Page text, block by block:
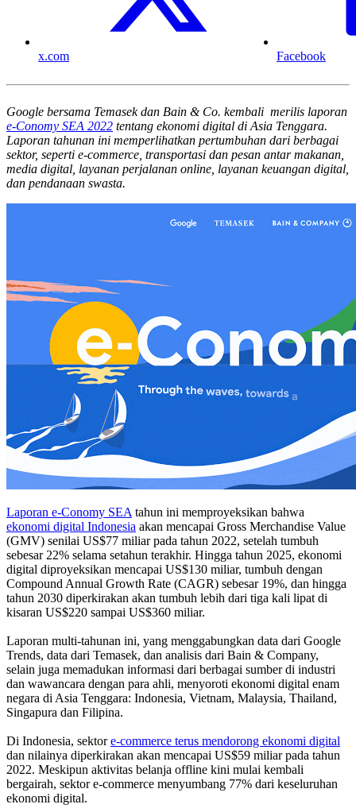
x.com Facebook
Google bersama Temasek dan Bain & Co. kembali merilis laporan
e-Conomy SEA 2022 tentang ekonomi digital di Asia Tenggara.
Laporan tahunan ini memperlihatkan pertumbuhan dari berbagai
sektor, seperti e-commerce, transportasi dan pesan antar makanan,
media digital, layanan perjalanan online, layanan keuangan digital,
dan pendanaan swasta.
Laporan e-Conomy SEAtahun ini memproyeksikan bahwa
ekonomi digital Indonesia akan mencapai Gross Merchandise Value
(GMV) senilai US$77 miliar pada tahun 2022, setelah tumbuh
sebesar 22% selama setahun terakhir. Hingga tahun 2025, ekonomi
digital diproyeksikan mencapai US$130 miliar, tumbuh dengan
Compound Annual Growth Rate (CAGR) sebesar 19%, dan hingga
tahun 2030 diperkirakan akan tumbuh lebih dari tiga kali lipat di
kisaran US$220 sampai US$360 miliar.
Laporan multi-tahunan ini, yang menggabungkan data dari Google
Trends, data dari Temasek, dan analisis dari Bain & Company,
selain juga memadukan informasi dari berbagai sumber di industri
dan wawancara dengan para ahli, menyoroti ekonomi digital enam
negara di Asia Tenggara: Indonesia, Vietnam, Malaysia, Thailand,
Singapura dan Filipina.
Di Indonesia, sektore-commerce terus mendorong ekonomi digital
dan nilainya diperkirakan akan mencapai US$59 miliar pada tahun
2022. Meskipun aktivitas belanja offline kini mulai kembali
bergairah, sektor e-commerce menyumbang 77% dari keseluruhan
ekonomi digital.